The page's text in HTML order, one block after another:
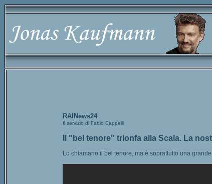
RAINews24
Il servizio di Fabio Cappelli
Il "bel tenore" trionfa alla Scala. La
Lo chiamano il bel tenore, ma è soprattutto una